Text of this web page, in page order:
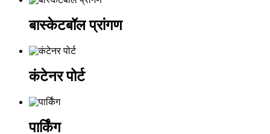
बास्केटबॉल प्रांगण
कंटेनर पोर्ट
पार्किंग